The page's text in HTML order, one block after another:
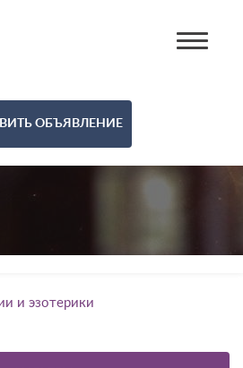
ОБЪЯВЛЕНИЕ
и эзотерики